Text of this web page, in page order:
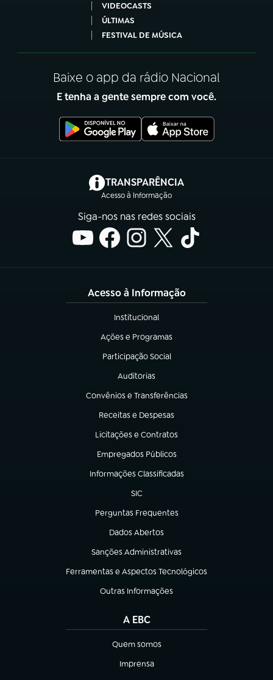
VIDEOCASTS
ÚLTIMAS
FESTIVAL DE MÚSICA
Baixe o app da rádio Nacional
E tenha a gente sempre com você.
TRANSPARÊNCIA
Acesso à Informação
(abre em nova aba)
Siga-nos nas redes sociais
Acesso à Informação
Institucional
(abre em nova aba)
Ações e Programas
(abre em nova aba)
Participação Social
(abre em nova aba)
Auditorias
(abre em nova aba)
Convênios e Transferências
(abre em nova aba)
Receitas e Despesas
(abre em nova aba)
Licitações e Contratos
(abre em nova aba)
Empregados Públicos
(abre em nova aba)
Informações Classificadas
(abre em nova aba)
SIC
(abre em nova aba)
Perguntas Frequentes
(abre em nova aba)
Dados Abertos
(abre em nova aba)
Sanções Administrativas
(abre em nova aba)
Ferramentas e Aspectos Tecnológicos
(abre em nova aba)
Outras Informações
(abre em nova aba)
A EBC
Quem somos
(abre em nova aba)
Imprensa
(abre em nova aba)